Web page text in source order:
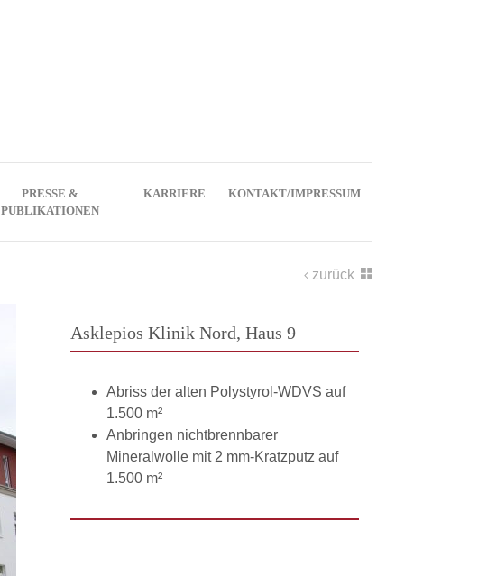
PRESSE &
PUBLIKATIONEN
KARRIERE KONTAKT/IMPRESSUM
zurück
Asklepios Klinik Nord, Haus 9
Abriss der alten Polystyrol-WDVS auf
1.500 m²
Anbringen nichtbrennbarer
Mineralwolle mit 2 mm-Kratzputz auf
1.500 m²